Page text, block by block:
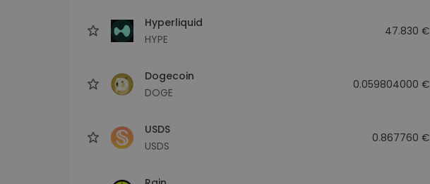
Hyperliquid
HYPE
47.830 €
Dogecoin
DOGE
0.059804000 €
USDS
USDS
0.867760 €